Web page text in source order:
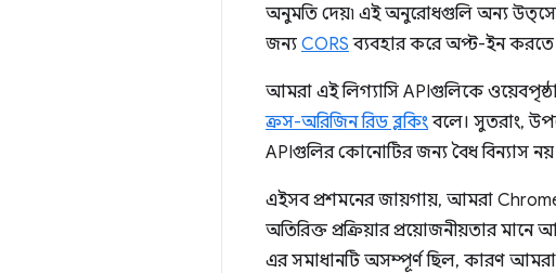
অনুমতি দেয়৷ এই অনুরোধগুলি অন্য
জন্য CORS ব্যবহার করে অপ্ট-ইন
আমরা এই লিগ্যাসি APIগুলিকে
ক্রস-অরিজিন রিড ব্লকিংবলে। সুতরাং,
APIগুলির কোনোটির জন্য বৈধ বিন্যাস
এইসব প্রশমনের জায়গায়, আমরা
অতিরিক্ত প্রক্রিয়ার প্রয়োজনীয়তার
এর সমাধানটি অসম্পূর্ণ ছিল, কারণ